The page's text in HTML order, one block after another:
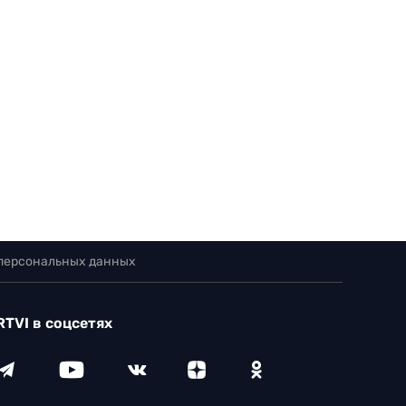
данных
в соцсетях